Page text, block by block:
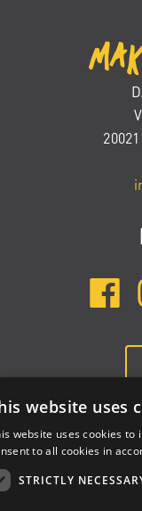
website uses
website uses cookies
to all cookies in
STRICTLY